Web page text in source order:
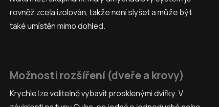
rovněž zcela izolován, takže není slyšet a může být
také umístěn mimo dohled.
Možnosti rozšíření (dveře a krovy)
Krychle lze volitelně vybavit prosklenými dvířky. V